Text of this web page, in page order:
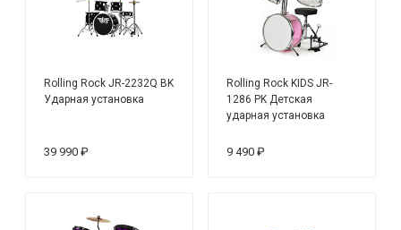
Rolling Rock JR-2232Q BK
Ударная установка
39 990 ₽
Rolling Rock KIDS JR-
1286 PK Детская
ударная установка
9 490 ₽